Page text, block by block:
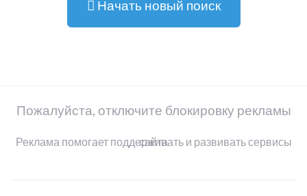
Начать новый поиск
Пожалуйста, отключите блокировку рекламы
Реклама помогает поддерживать и развивать сервисы сайта